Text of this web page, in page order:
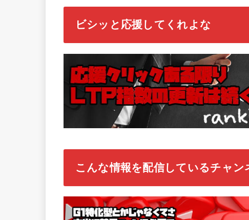
ビシッと応援してくれよな
こんな情報を配信しているチャン